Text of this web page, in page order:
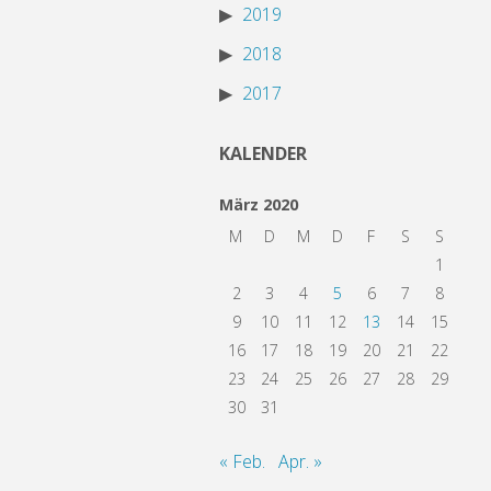
2019
2018
2017
KALENDER
März 2020
M
D M D F S
S
1
2
3 4 5 6 7
8
9
10 11 12 13 14
15
16
17 18 19 20 21
22
23
24 25 26 27 28
29
30
31
« Feb. Apr. »